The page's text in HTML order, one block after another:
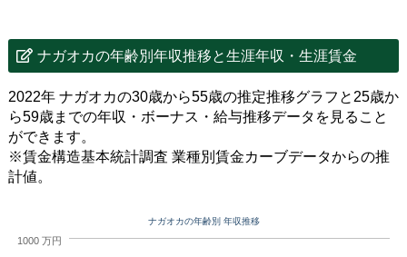
ナガオカの年齢別年収推移と生涯年収・生涯賃金
2022年 ナガオカの30歳から55歳の推定推移グラフと25歳か
ら59歳までの年収・ボーナス・給与推移データを見ること
ができます。
※賃金構造基本統計調査 業種別賃金カーブデータからの推
計値。
ナガオカの年齢別 年収推移
1000 万円